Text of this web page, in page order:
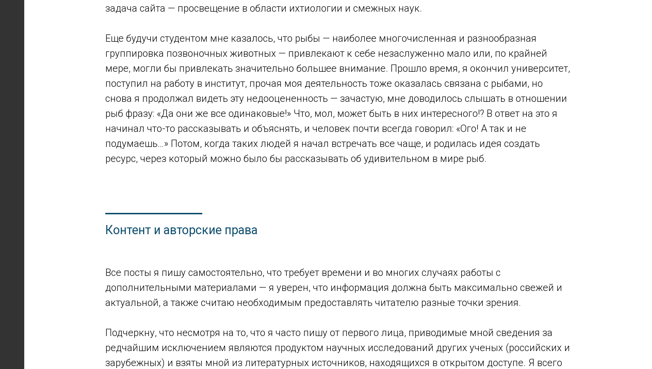
задача сайта — просвещение в области ихтиологии и смежных наук.
Еще будучи студентом мне казалось, что рыбы — наиболее многочисленная и разнообразная
группировка позвоночных животных — привлекают к себе незаслуженно мало или, по крайней
мере, могли бы привлекать значительно большее внимание. Прошло время, я окончил университет,
поступил на работу в институт, прочая моя деятельность тоже оказалась связана с рыбами, но
снова я продолжал видеть эту недооцененность — зачастую, мне доводилось слышать в отношении
рыб фразу: «Да они же все одинаковые!» Что, мол, может быть в них интересного!? В ответ на это я
начинал что-то рассказывать и объяснять, и человек почти всегда говорил: «Ого! А так и не
подумаешь…» Потом, когда таких людей я начал встречать все чаще, и родилась идея создать
ресурс, через который можно было бы рассказывать об удивительном в мире рыб.
Контент и авторские права
Все посты я пишу самостоятельно, что требует времени и во многих случаях работы с
дополнительными материалами — я уверен, что информация должна быть максимально свежей и
актуальной, а также считаю необходимым предоставлять читателю разные точки зрения.
Подчеркну, что несмотря на то, что я часто пишу от первого лица, приводимые мной сведения за
редчайшим исключением являются продуктом научных исследований других ученых (российских и
зарубежных) и взяты мной из литературных источников, находящихся в открытом доступе. Я всего